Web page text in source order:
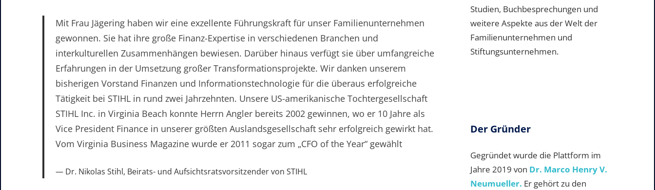
Mit Frau Jägering haben wir eine exzellente Führungskraft für unser Familienunternehmen
gewonnen. Sie hat ihre große Finanz-Expertise in verschiedenen Branchen und
interkulturellen Zusammenhängen bewiesen. Darüber hinaus verfügt sie über umfangreiche
Erfahrungen in der Umsetzung großer Transformationsprojekte. Wir danken unserem
bisherigen Vorstand Finanzen und Informationstechnologie für die überaus erfolgreiche
Tätigkeit bei STIHL in rund zwei Jahrzehnten. Unsere US-amerikanische Tochtergesellschaft
STIHL Inc. in Virginia Beach konnte Herrn Angler bereits 2002 gewinnen, wo er 10 Jahre als
Vice President Finance in unserer größten Auslandsgesellschaft sehr erfolgreich gewirkt hat.
Vom Virginia Business Magazinewurde er 2011 sogar zum „CFO of the Year“ gewählt
Dr. Nikolas Stihl, Beirats- und Aufsichtsratsvorsitzender von STIHL
Studien, Buchbesprechungen und
weitere Aspekte aus der Welt der
Familienunternehmen und
Stiftungsunternehmen.
Der Gründer
Gegründet wurde die Plattform im
Jahre 2019 von Dr. Marco Henry V.
Neumueller. Er gehört zu den